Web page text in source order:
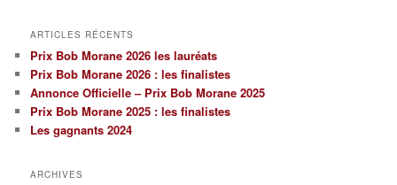
ARTICLES RÉCENTS
Prix Bob Morane 2026 les lauréats
Prix Bob Morane 2026 : les finalistes
Annonce Officielle – Prix Bob Morane 2025
Prix Bob Morane 2025 : les finalistes
Les gagnants 2024
ARCHIVES